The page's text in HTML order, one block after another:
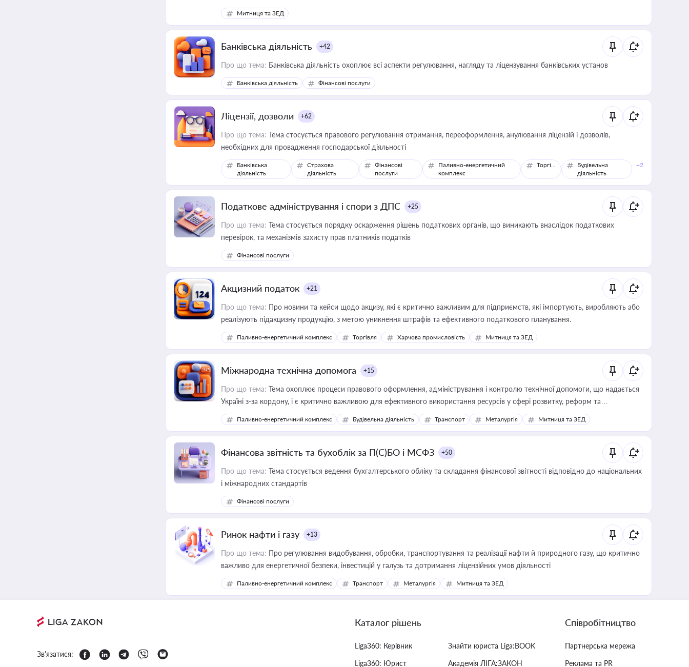
Митниця та ЗЕД
Банківська діяльність +42
Про що тема: Банківська діяльність охоплює всі аспекти регулювання, нагляду та ліцензування банківських установ
Банківська діяльність Фінансові послуги
Ліцензії, дозволи +62
Про що тема: Тема стосується правового регулювання отримання, переоформлення, анулювання ліцензій і дозволів,
необхідних для провадження господарської діяльності
Банківська
діяльність
Страхова
діяльність
Фінансові
послуги
Паливно-енергетичний
комплекс
Торгівля
Будівельна
діяльність
+2
Податкове адміністрування і спори з ДПС +25
Про що тема: Тема стосується порядку оскарження рішень податкових органів, що виникають внаслідок податкових
перевірок, та механізмів захисту прав платників податків
Фінансові послуги
Акцизний податок +21
Про що тема: Про новини та кейси щодо акцизу, які є критично важливим для підприємств, які імпортують, виробляють або
реалізують підакцизну продукцію, з метою уникнення штрафів та ефективного податкового планування.
Паливно-енергетичний комплекс Торгівля Харчова промисловість Митниця та ЗЕД
Міжнародна технічна допомога +15
Про що тема: Тема охоплює процеси правового оформлення, адміністрування і контролю технічної допомоги, що надається
Україні з-за кордону, і є критично важливою для ефективного використання ресурсів у сфері розвитку, реформ та
інфраструктурних проєктів
Паливно-енергетичний комплекс Будівельна діяльність Транспорт Металургія Митниця та ЗЕД
Фінансова звітність та бухоблік за П(С)БО і МСФЗ +50
Про що тема: Тема стосується ведення бухгалтерського обліку та складання фінансової звітності відповідно до національних
і міжнародних стандартів
Фінансові послуги
Ринок нафти і газу +13
Про що тема: Про регулювання видобування, обробки, транспортування та реалізації нафти й природного газу, що критично
важливо для енергетичної безпеки, інвестицій у галузь та дотримання ліцензійних умов діяльності
Паливно-енергетичний комплекс Транспорт Металургія Митниця та ЗЕД
Зв'язатися:
Каталог рішень
Liga360: Керівник
Liga360: Юрист
Знайти юриста Liga:BOOK
Академія ЛІГА:ЗАКОН
Співробітництво
Партнерська мережа
Реклама та PR